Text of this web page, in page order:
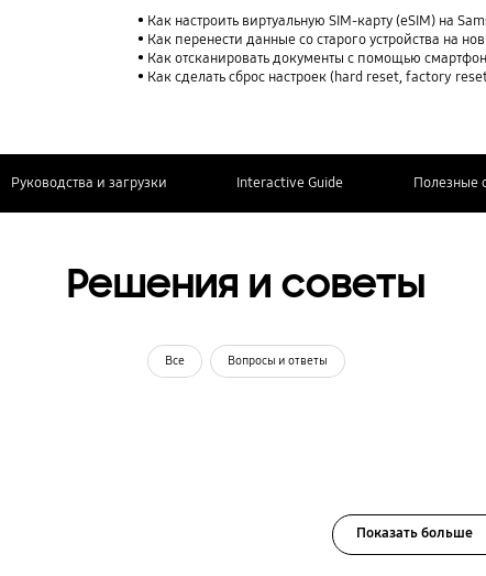
Как настроить виртуальную SIM-карту (eSIM) на
Как перенести данные со старого устройства на
Как отсканировать документы с помощью
Как сделать сброс настроек (hard reset, factory
Руководства и загрузки Interactive Guide Полезные
Решения и советы
Все Вопросы и ответы
Показать больше